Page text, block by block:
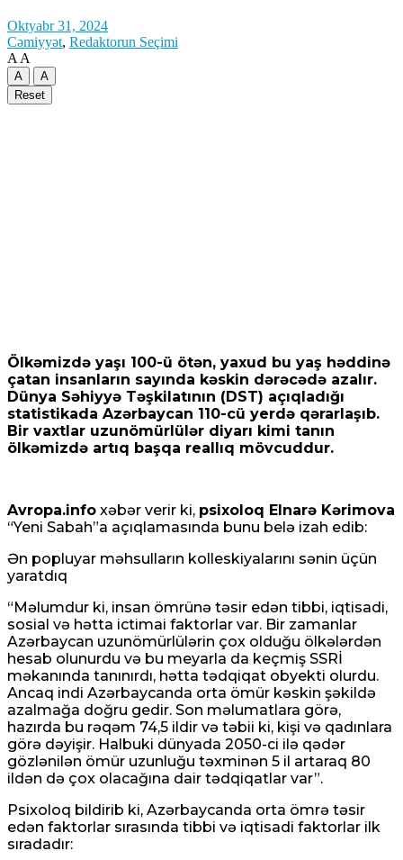
Oktyabr 31, 2024
Cəmiyyət, Redaktorun Seçimi
A A
A
A
Reset
Ölkəmizdə yaşı 100-ü ötən, yaxud bu yaş həddinə
çatan insanların sayında kəskin dərəcədə azalır.
Dünya Səhiyyə Təşkilatının (DST) açıqladığı
statistikada Azərbaycan 110-cü yerdə qərarlaşıb.
Bir vaxtlar uzunömürlülər diyarı kimi tanın
ölkəmizdə artıq başqa reallıq mövcuddur.
Avropa.info xəbər verir ki, psixoloq Elnarə Kərimova
“Yeni Sabah”a açıqlamasında bunu belə izah edib:
Ən popluyar məhsulların kolleskiyalarını sənin üçün
yaratdıq
“Məlumdur ki, insan ömrünə təsir edən tibbi, iqtisadi,
sosial və hətta ictimai faktorlar var. Bir zamanlar
Azərbaycan uzunömürlülərin çox olduğu ölkələrdən
hesab olunurdu və bu meyarla da keçmiş SSRİ
məkanında tanınırdı, hətta tədqiqat obyekti olurdu.
Ancaq indi Azərbaycanda orta ömür kəskin şəkildə
azalmağa doğru gedir. Son məlumatlara görə,
hazırda bu rəqəm 74,5 ildir və təbii ki, kişi və qadınlara
görə dəyişir. Halbuki dünyada 2050-ci ilə qədər
gözlənilən ömür uzunluğu təxminən 5 il artaraq 80
ildən də çox olacağına dair tədqiqatlar var”.
Psixoloq bildirib ki, Azərbaycanda orta ömrə təsir
edən faktorlar sırasında tibbi və iqtisadi faktorlar ilk
sıradadır: